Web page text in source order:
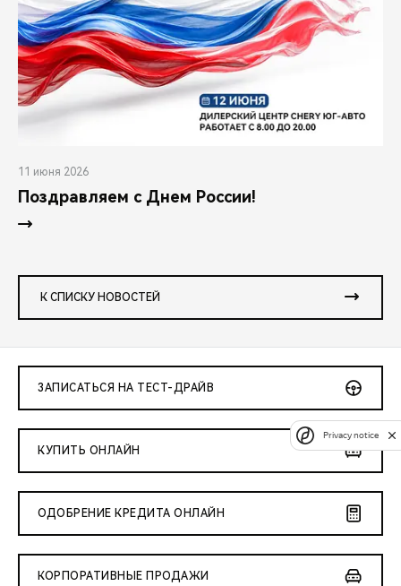
11 июня 2026
Поздравляем с Днем России!
К СПИСКУ НОВОСТЕЙ
ЗАПИСАТЬСЯ НА ТЕСТ-ДРАЙВ
КУПИТЬ ОНЛАЙН
ОДОБРЕНИЕ КРЕДИТА ОНЛАЙН
КОРПОРАТИВНЫЕ ПРОДАЖИ
Privacy notice